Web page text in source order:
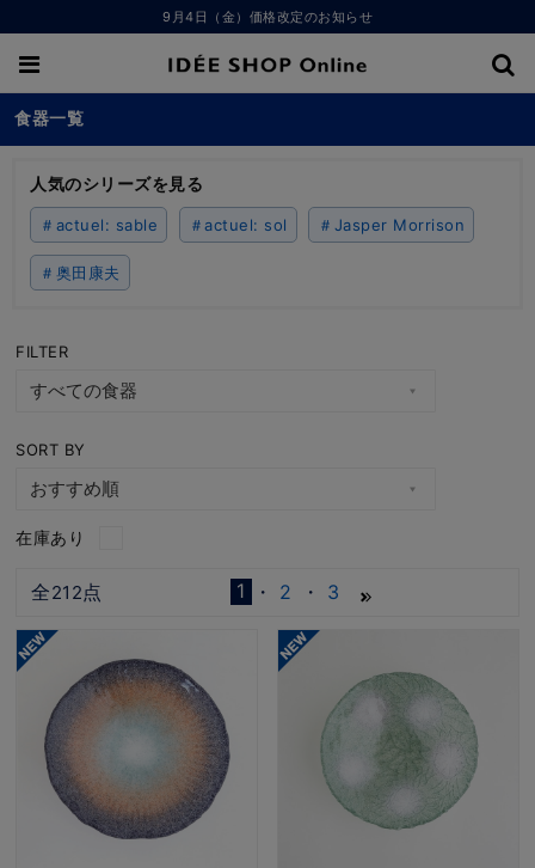
9月4日（金）価格改定のお知らせ
食器一覧
人気のシリーズを見る
＃actuel: sable ＃actuel: sol ＃Jasper Morrison
＃奥田康夫
FILTER
SORT BY
在庫あり
全212点 1 2 3